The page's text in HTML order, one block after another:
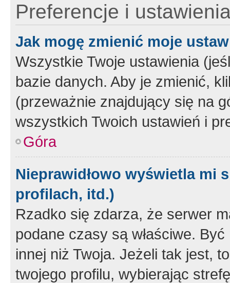
Preferencje i
Jak mogę zmienić moje
Wszystkie Twoje ustawienia
bazie danych. Aby je zmienić,
(przeważnie znajdujący się na
wszystkich Twoich ustawień i
Góra
Nieprawidłowo wyświetla mi
profilach, itd.)
Rzadko się zdarza, że serwer
podane czasy są właściwe.
innej niż Twoja. Jeżeli tak jest,
twojego profilu, wybierając